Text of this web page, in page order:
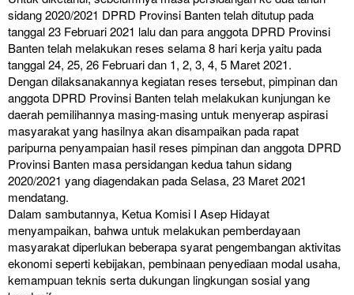
sidang 2020/2021 DPRD Provinsi Banten telah ditutup pada
tanggal 23 Februari 2021 lalu dan para anggota DPRD Provinsi
Banten telah melakukan reses selama 8 hari kerja yaitu pada
tanggal 24, 25, 26 Februari dan 1, 2, 3, 4, 5 Maret 2021.
Dengan dilaksanakannya kegiatan reses tersebut, pimpinan dan
anggota DPRD Provinsi Banten telah melakukan kunjungan ke
daerah pemilihannya masing-masing untuk menyerap aspirasi
masyarakat yang hasilnya akan disampaikan pada rapat
paripurna penyampaian hasil reses pimpinan dan anggota DPRD
Provinsi Banten masa persidangan kedua tahun sidang
2020/2021 yang diagendakan pada Selasa, 23 Maret 2021
mendatang.
Dalam sambutannya, Ketua Komisi I Asep Hidayat
menyampaikan, bahwa untuk melakukan pemberdayaan
masyarakat diperlukan beberapa syarat pengembangan aktivitas
ekonomi seperti kebijakan, pembinaan penyediaan modal usaha,
kemampuan teknis serta dukungan lingkungan sosial yang